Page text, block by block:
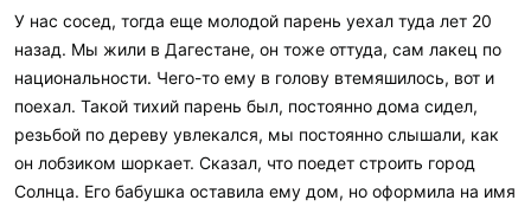
структур. Имееются свои школа, монастырь,
ведётся силовая
подготовка. Все мужчины, члены секты, более 3-х
последних лет активно приобретают оружие. Вход на
территорию жёстко контролируется охранной структурой.
Главами соседних сельских поселений давно являются
приближённые главы секты.
При этом правоохранительные органы Красноярского края и
Курагинского района предпочитают не замечать
У нас сосед, тогда еще молодой парень уехал туда лет 20
назад. Мы жили в Дагестане, он тоже оттуда, сам лакец по
национальности. Чего-то ему в голову втемяшилось, вот и
поехал. Такой тихий парень был, постоянно дома сидел,
резьбой по дереву увлекался, мы постоянно слышали, как
он лобзиком шоркает. Сказал, что поедет строить город
Солнца. Его бабушка оставила ему дом, но оформила на имя